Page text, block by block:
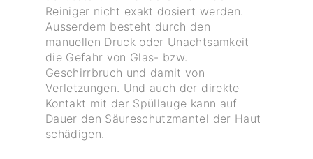
Reiniger nicht exakt dosiert werden.
Ausserdem besteht durch den
manuellen Druck oder Unachtsamkeit
die Gefahr von Glas- bzw.
Geschirrbruch und damit von
Verletzungen. Und auch der direkte
Kontakt mit der Spüllauge kann auf
Dauer den Säureschutzmantel der Haut
schädigen.